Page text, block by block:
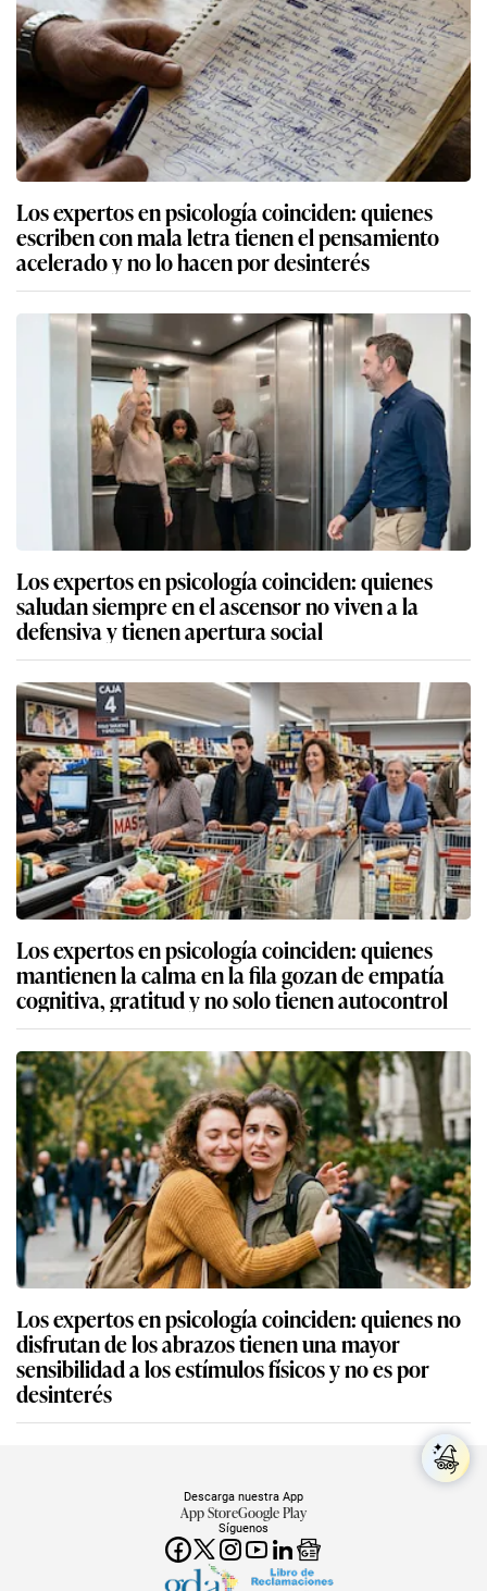
Los expertos en psicología coinciden: quienes
escriben con mala letra tienen el pensamiento
acelerado y no lo hacen por desinterés
Los expertos en psicología coinciden: quienes
saludan siempre en el ascensor no viven a la
defensiva y tienen apertura social
Los expertos en psicología coinciden: quienes
mantienen la calma en la fila gozan de empatía
cognitiva, gratitud y no solo tienen autocontrol
Los expertos en psicología coinciden: quienes no
disfrutan de los abrazos tienen una mayor
sensibilidad a los estímulos físicos y no es por
desinterés
Síguenos
Descarga nuestra App
App StoreGoogle Play